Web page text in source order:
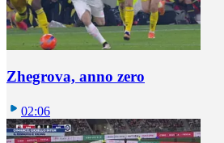
Zhegrova, anno zero
02:06